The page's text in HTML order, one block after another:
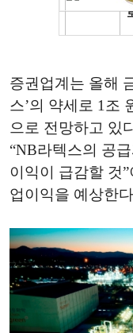
증권업계는 올해
스’의 약세로 1조
으로 전망하고 있
“NB라텍스의 공
이익이 급감할 것
업이익을 예상한